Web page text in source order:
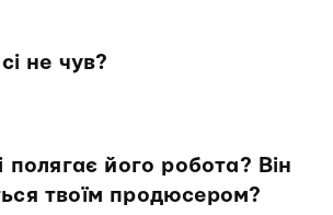
не чув?
полягає його робота? Він
твоїм продюсером?